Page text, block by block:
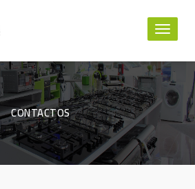
Toggle
CONTACTOS